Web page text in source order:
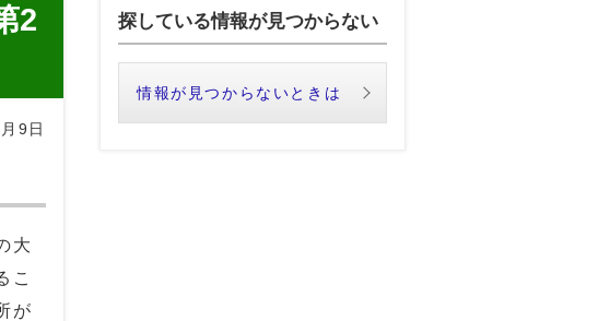
2
9日
大
こ
が
探している情報が見つからない
情報が見つからないときは